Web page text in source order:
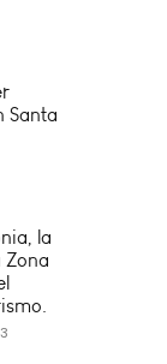
Santa
la
Zona